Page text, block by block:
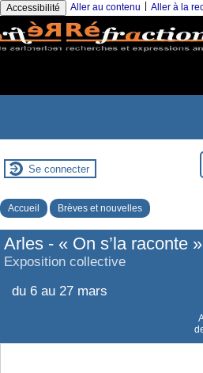
Accessibilité Aller au contenu Aller à la
Se connecter
Accueil Brèves et nouvelles
Arles - « On s’la raconte »
Exposition collective
du 6 au 27 mars